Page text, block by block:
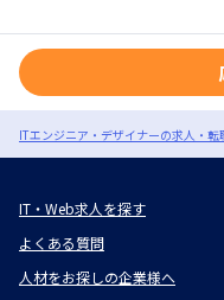
ITエンジニア・デザイナーの求人・転
IT・Web求人を探す
よくある質問
人材をお探しの企業様へ